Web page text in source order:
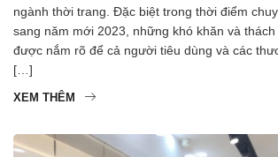
ngành thời trang. Đặc biệt trong thời điểm
sang năm mới 2023, những khó khăn và
được nắm rõ để cả người tiêu dùng và các
[…]
XEM THÊM